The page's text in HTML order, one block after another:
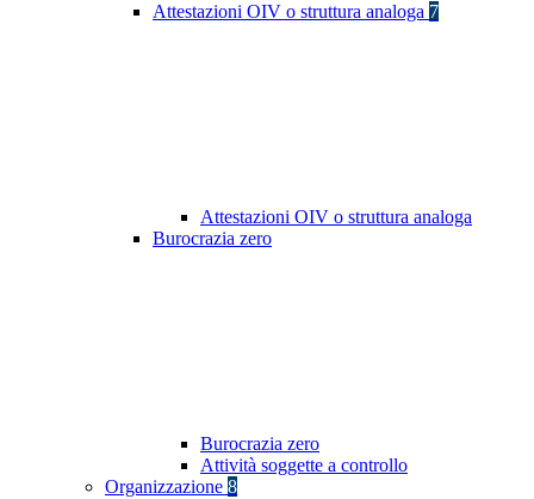
Attestazioni OIV o struttura analoga 7
Attestazioni OIV o struttura analoga
Burocrazia zero
Burocrazia zero
Attività soggette a controllo
Organizzazione 8